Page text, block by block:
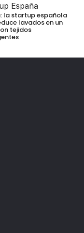
España
la startup española
lavados en un
tejidos